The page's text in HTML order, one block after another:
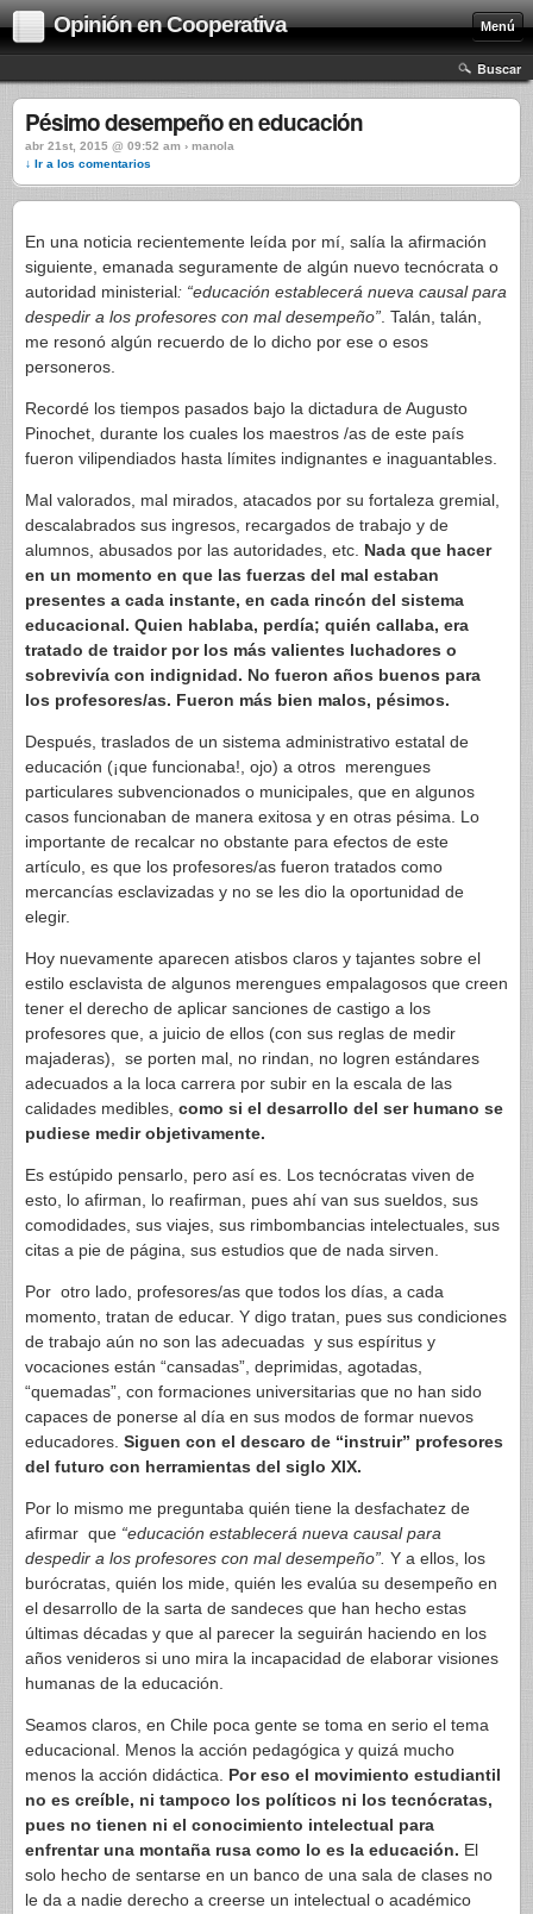
Opinión en Cooperativa Menú
Buscar
Pésimo desempeño en educación
abr 21st, 2015 @ 09:52 am › manola
↓ Ir a los comentarios
En una noticia recientemente leída por mí, salía la afirmación
siguiente, emanada seguramente de algún nuevo tecnócrata o
autoridad ministerial: “educación establecerá nueva causal para
despedir a los profesores con mal desempeño” . Talán, talán,
me resonó algún recuerdo de lo dicho por ese o esos
personeros.
Recordé los tiempos pasados bajo la dictadura de Augusto
Pinochet, durante los cuales los maestros /as de este país
fueron vilipendiados hasta límites indignantes e inaguantables.
Mal valorados, mal mirados, atacados por su fortaleza gremial,
descalabrados sus ingresos, recargados de trabajo y de
alumnos, abusados por las autoridades, etc. Nada que hacer
en un momento en que las fuerzas del mal estaban
presentes a cada instante, en cada rincón del sistema
educacional. Quien hablaba, perdía; quién callaba, era
tratado de traidor por los más valientes luchadores o
sobrevivía con indignidad. No fueron años buenos para
los profesores/as. Fueron más bien malos, pésimos.
Después, traslados de un sistema administrativo estatal de
educación (¡que funcionaba!, ojo) a otros merengues
particulares subvencionados o municipales, que en algunos
casos funcionaban de manera exitosa y en otras pésima. Lo
importante de recalcar no obstante para efectos de este
artículo, es que los profesores/as fueron tratados como
mercancías esclavizadas y no se les dio la oportunidad de
elegir.
Hoy nuevamente aparecen atisbos claros y tajantes sobre el
estilo esclavista de algunos merengues empalagosos que creen
tener el derecho de aplicar sanciones de castigo a los
profesores que, a juicio de ellos (con sus reglas de medir
majaderas), se porten mal, no rindan, no logren estándares
adecuados a la loca carrera por subir en la escala de las
calidades medibles, como si el desarrollo del ser humano se
pudiese medir objetivamente.
Es estúpido pensarlo, pero así es. Los tecnócratas viven de
esto, lo afirman, lo reafirman, pues ahí van sus sueldos, sus
comodidades, sus viajes, sus rimbombancias intelectuales, sus
citas a pie de página, sus estudios que de nada sirven.
Por otro lado, profesores/as que todos los días, a cada
momento, tratan de educar. Y digo tratan, pues sus condiciones
de trabajo aún no son las adecuadas y sus espíritus y
vocaciones están “cansadas”, deprimidas, agotadas,
“quemadas”, con formaciones universitarias que no han sido
capaces de ponerse al día en sus modos de formar nuevos
educadores. Siguen con el descaro de “instruir” profesores
del futuro con herramientas del siglo XIX.
Por lo mismo me preguntaba quién tiene la desfachatez de
afirmar que “educación establecerá nueva causal para
despedir a los profesores con mal desempeño”. Y a ellos, los
burócratas, quién los mide, quién les evalúa su desempeño en
el desarrollo de la sarta de sandeces que han hecho estas
últimas décadas y que al parecer la seguirán haciendo en los
años venideros si uno mira la incapacidad de elaborar visiones
humanas de la educación.
Seamos claros, en Chile poca gente se toma en serio el tema
educacional. Menos la acción pedagógica y quizá mucho
menos la acción didáctica. Por eso el movimiento estudiantil
no es creíble, ni tampoco los políticos ni los tecnócratas,
pues no tienen ni el conocimiento intelectual para
enfrentar una montaña rusa como lo es la educación. El
solo hecho de sentarse en un banco de una sala de clases no
le da a nadie derecho a creerse un intelectual o académico